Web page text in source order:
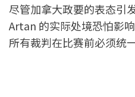
尽管加拿大政要的表态引
Artan 的实际处境恐怕影
所有裁判在比赛前必须统